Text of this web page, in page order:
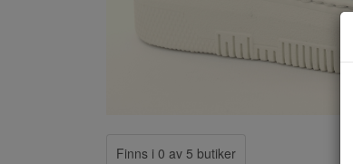
Finns i 0 av 5 butiker